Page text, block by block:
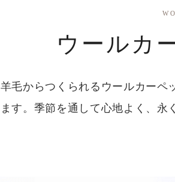
ウールカ
羊毛からつくられるウールカーペ
ます。季節を通して心地よく、永